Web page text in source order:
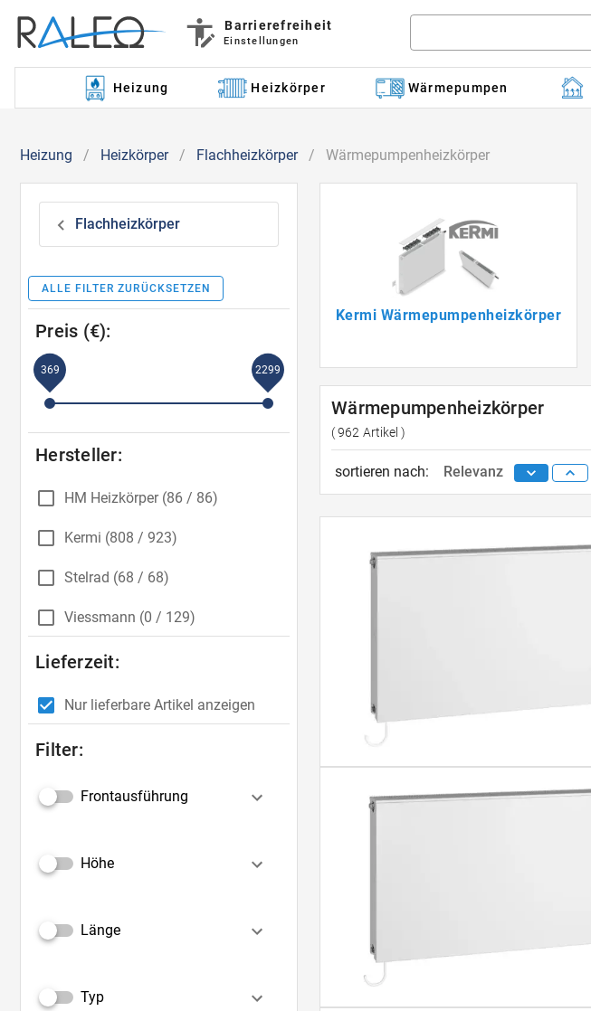
Barrierefreiheit
Einstellungen
Heizung Heizkörper Wärmepumpen
Heizung / Heizkörper / Flachheizkörper / Wärmepumpenheizkörper
Flachheizkörper
ALLE FILTER ZURÜCKSETZEN
Preis (€):
369 2299
Hersteller:
HM Heizkörper (86 / 86)
Kermi (808 / 923)
Stelrad (68 / 68)
Viessmann (0 / 129)
Lieferzeit:
Nur lieferbare Artikel anzeigen
Filter:
Front­aus­füh­rung
Höhe
Länge
Typ
Kermi Wärmepumpenheizkörper
Wärmepumpenheizkörper
( 962 Artikel )
sortieren nach: Relevanz